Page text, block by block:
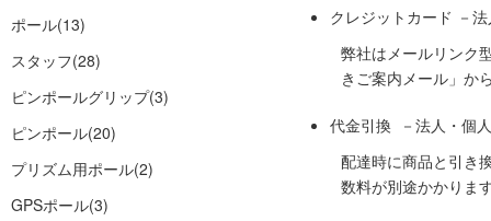
ポール(13)
スタッフ(28)
ピンポールグリップ(3)
ピンポール(20)
プリズム用ポール(2)
GPSポール(3)
クレジットカード －
弊社はメールリンク
きご案内メール」か
代金引換 －法人・個
配達時に商品と引き
数料が別途かかりま